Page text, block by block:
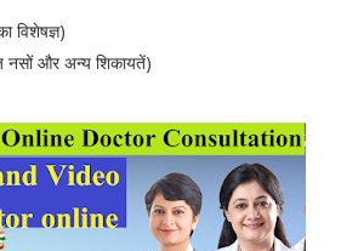
विशेषज्ञ)
नसों और अन्य शिकायतें)